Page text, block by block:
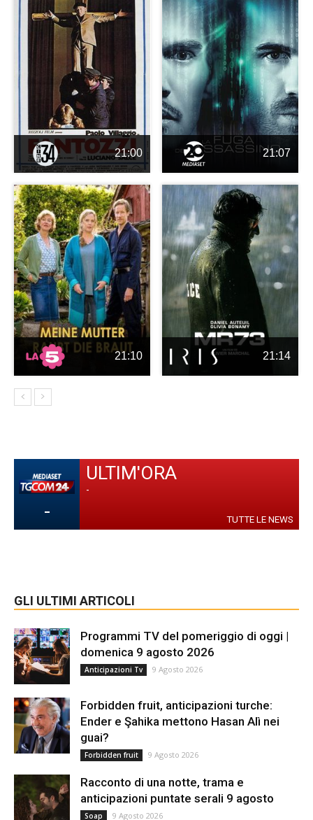
21:00 21:07
21:10 21:14
-
ULTIM'ORA
-
TUTTE LE NEWS
GLI ULTIMI ARTICOLI
Programmi TV del pomeriggio di oggi |
domenica 9 agosto 2026
Anticipazioni Tv 9 Agosto 2026
Forbidden fruit, anticipazioni turche:
Ender e Şahika mettono Hasan Alì nei
guai?
Forbidden fruit 9 Agosto 2026
Racconto di una notte, trama e
anticipazioni puntate serali 9 agosto
Soap 9 Agosto 2026